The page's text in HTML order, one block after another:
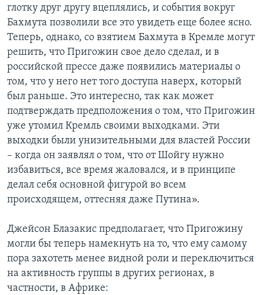
глотку друг другу вцеплялись, и события вокруг
Бахмута позволили все это увидеть еще более ясно.
Теперь, однако, со взятием Бахмута в Кремле могут
решить, что Пригожин свое дело сделал, и в
российской прессе даже появились материалы о
том, что у него нет того доступа наверх, который
был раньше. Это интересно, так как может
подтверждать предположения о том, что Пригожин
уже утомил Кремль своими выходками. Эти
выходки были унизительными для властей России
– когда он заявлял о том, что от Шойгу нужно
избавиться, все время жаловался, и в принципе
делал себя основной фигурой во всем
происходящем, оттесняя даже Путина».
Джейсон Блазакис предполагает, что Пригожину
могли бы теперь намекнуть на то, что ему самому
пора захотеть менее видной роли и переключиться
на активность группы в других регионах, в
частности, в Африке: